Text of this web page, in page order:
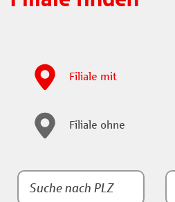
Filiale mit
Filiale ohne